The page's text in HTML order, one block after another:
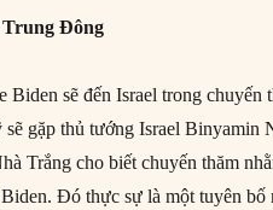
Trung Đông
Biden sẽ đến Israel trong chuyến
gặp thủ tướng Israel Binyamin
Trắng cho biết chuyến thăm
Đó thực sự là một tuyên